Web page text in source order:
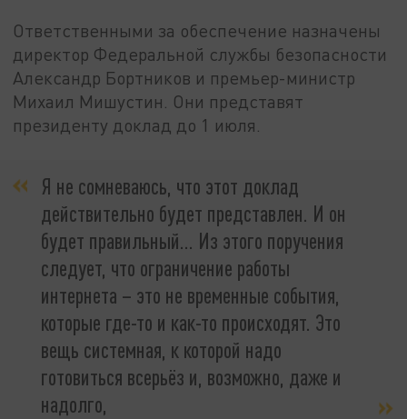
Ответственными за обеспечение назначены
директор Федеральной службы безопасности
Александр Бортников и премьер-министр
Михаил Мишустин. Они представят
президенту доклад до 1 июля.
Я не сомневаюсь, что этот доклад
действительно будет представлен. И он
будет правильный... Из этого поручения
следует, что ограничение работы
интернета – это не временные события,
которые где-то и как-то происходят. Это
вещь системная, к которой надо
готовиться всерьёз и, возможно, даже и
надолго,